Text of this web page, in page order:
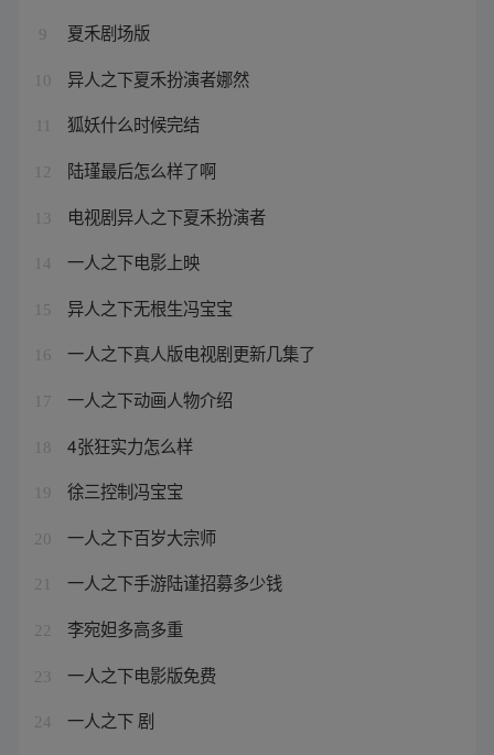
9 夏禾剧场版
10 异人之下夏禾扮演者娜然
狐妖什么时候完结
12 陆瑾最后怎么样了啊
13 电视剧异人之下夏禾扮演者
14 一人之下电影上映
15 异人之下无根生冯宝宝
16 一人之下真人版电视剧更新几集了
17 一人之下动画人物介绍
18 4张狂实力怎么样
19 徐三控制冯宝宝
20 一人之下百岁大宗师
21 一人之下手游陆谨招募多少钱
22 李宛妲多高多重
23 一人之下电影版免费
24
一人之下 剧